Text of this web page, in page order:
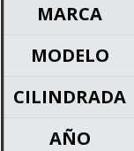
MARCA
MODELO
CILINDRADA
AÑO